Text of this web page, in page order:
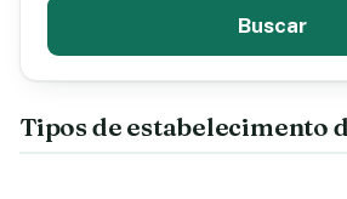
Buscar
Tipos de estabelecimento